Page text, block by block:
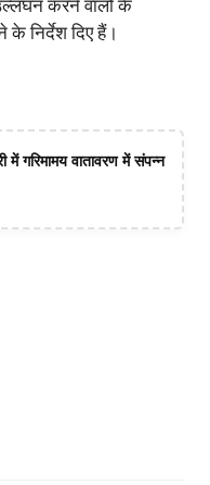
करने वालों के
के निर्देश दिए हैं।
में गरिमामय वातावरण में संपन्न